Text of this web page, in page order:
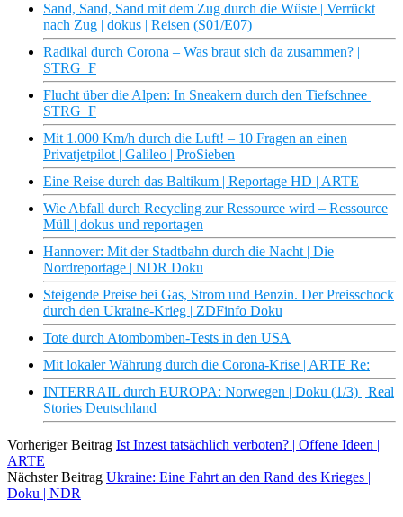
Sand, Sand, Sand mit dem Zug durch die Wüste | Verrückt
nach Zug | dokus | Reisen (S01/E07)
Radikal durch Corona – Was braut sich da zusammen? |
STRG_F
Flucht über die Alpen: In Sneakern durch den Tiefschnee |
STRG_F
Mit 1.000 Km/h durch die Luft! – 10 Fragen an einen
Privatjetpilot | Galileo | ProSieben
Eine Reise durch das Baltikum | Reportage HD | ARTE
Wie Abfall durch Recycling zur Ressource wird – Ressource
Müll | dokus und reportagen
Hannover: Mit der Stadtbahn durch die Nacht | Die
Nordreportage | NDR Doku
Steigende Preise bei Gas, Strom und Benzin. Der Preisschock
durch den Ukraine-Krieg | ZDFinfo Doku
Tote durch Atombomben-Tests in den USA
Mit lokaler Währung durch die Corona-Krise | ARTE Re:
INTERRAIL durch EUROPA: Norwegen | Doku (1/3) | Real
Stories Deutschland
Vorheriger Beitrag Ist Inzest tatsächlich verboten? | Offene Ideen |
ARTE
Nächster Beitrag Ukraine: Eine Fahrt an den Rand des Krieges |
Doku | NDR